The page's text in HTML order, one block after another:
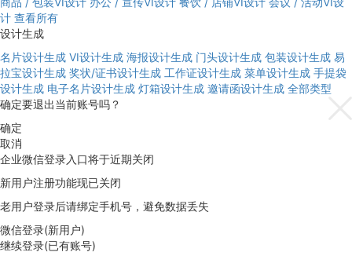
计 查看所有
设计生成
名片设计生成 VI设计生成 海报设计生成 门头设计生成 包装设计生成 易
拉宝设计生成 奖状/证书设计生成 工作证设计生成 菜单设计生成 手提袋
设计生成 电子名片设计生成 灯箱设计生成 邀请函设计生成 全部类型
确定要退出当前账号吗？
确定
取消
企业微信登录入口将于近期关闭
新用户注册功能现已关闭
老用户登录后请绑定手机号，避免数据丢失
微信登录(新用户)
继续登录(已有账号)